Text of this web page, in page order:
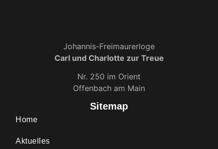
Johannis-Freimaurerloge
Carl und Charlotte zur Treue
Nr. 250 im Orient
Offenbach am Main
Sitemap
Home
Aktuelles